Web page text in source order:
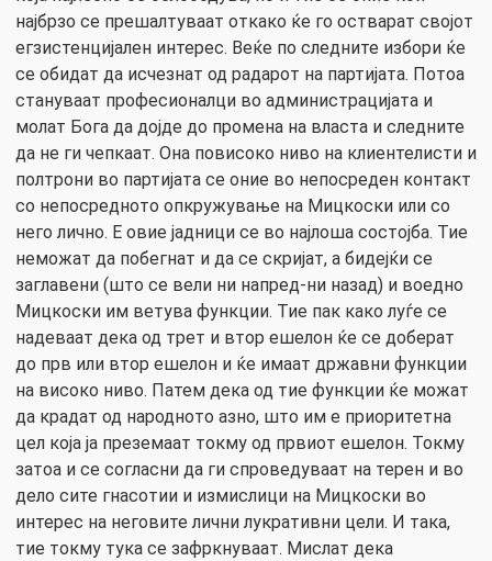
најбрзо се прешалтуваат откако ќе го остварат својот
егзистенцијален интерес. Веќе по следните избори ќе
се обидат да исчезнат од радарот на партијата. Потоа
стануваат професионалци во администрацијата и
молат Бога да дојде до промена на власта и следните
да не ги чепкаат. Она повисоко ниво на клиентелисти и
полтрони во партијата се оние во непосреден контакт
со непосредното опкружување на Мицкоски или со
него лично. Е овие јадници се во најлоша состојба. Тие
неможат да побегнат и да се скријат, а бидејќи се
заглавени (што се вели ни напред-ни назад) и воедно
Мицкоски им ветува функции. Тие пак како луѓе се
надеваат дека од трет и втор ешелон ќе се доберат
до прв или втор ешелон и ќе имаат државни функции
на високо ниво. Патем дека од тие функции ќе можат
да крадат од народното азно, што им е приоритетна
цел која ја преземаат токму од првиот ешелон. Токму
затоа и се согласни да ги спроведуваат на терен и во
дело сите гнасотии и измислици на Мицкоски во
интерес на неговите лични лукративни цели. И така,
тие токму тука се зафркнуваат. Мислат дека